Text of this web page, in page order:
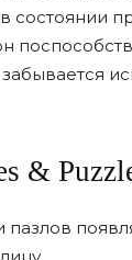
состоянии
&